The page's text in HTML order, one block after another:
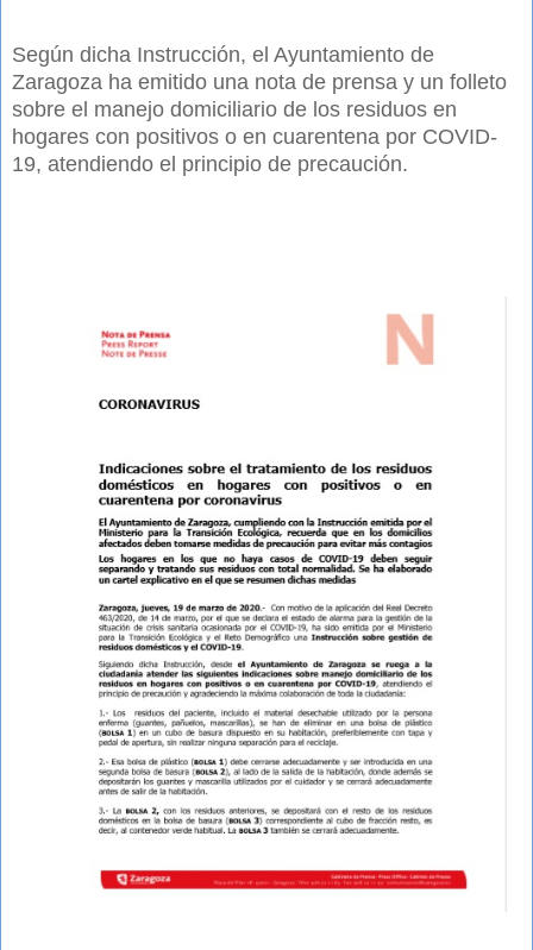
Según dicha Instrucción, el Ayuntamiento de
Zaragoza ha emitido una nota de prensa y un folleto
sobre el manejo domiciliario de los residuos en
hogares con positivos o en cuarentena por COVID-
19, atendiendo el principio de precaución.